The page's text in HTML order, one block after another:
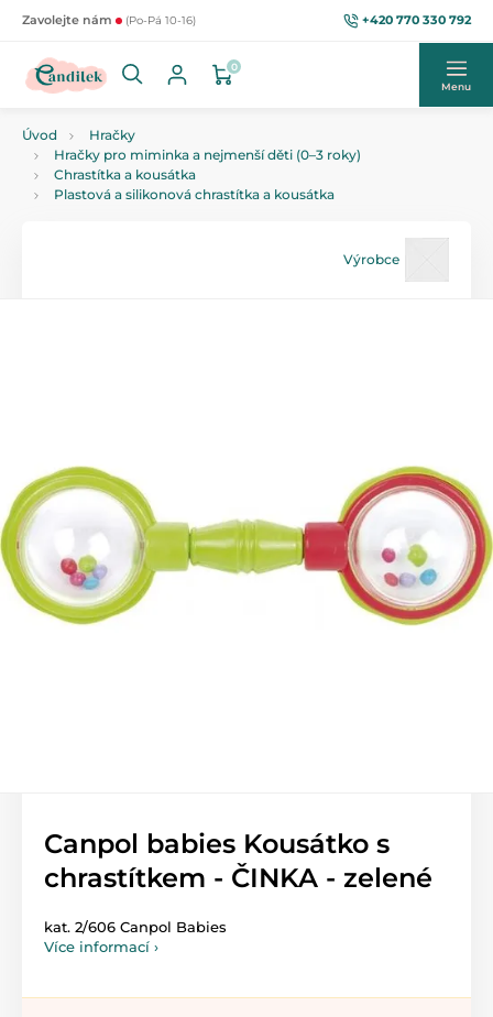
Zavolejte nám (Po-Pá 10-16) +420 770 330 792
0
Menu
Úvod
Hračky
Hračky pro miminka a nejmenší děti (0–3 roky)
Chrastítka a kousátka
Plastová a silikonová chrastítka a kousátka
Výrobce
Canpol babies Kousátko s
chrastítkem - ČINKA - zelené
kat. 2/606 Canpol Babies
Více informací ›